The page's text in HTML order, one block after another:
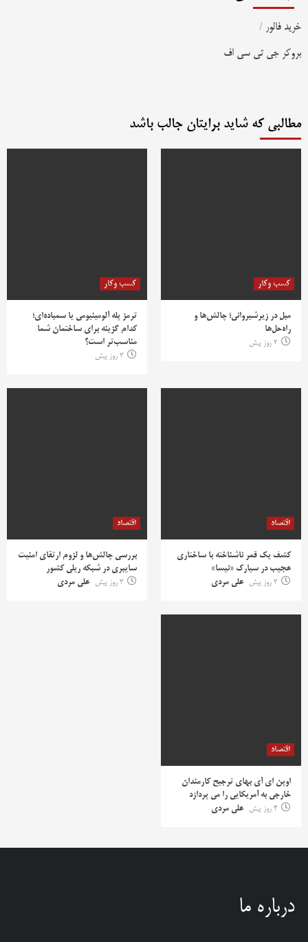
خرید فالور /
بروکر جی تی سی اف
مطالبی که شاید برایتان جالب باشد
کسب وکار
مبل در زیرشیروانی؛ چالش‌ها و
راه‌حل‌ها
2 روز پیش
کسب وکار
ترمز پله آلومینیومی یا سمباده‌ای؛
کدام گزینه برای ساختمان شما
مناسب‌تر است؟
3 روز پیش
اقتصاد
کشف یک قمر ناشناخته با ساختاری
عجیب در سیارک «نیسا»
3 روز پیش
علی مردی
اقتصاد
بررسی چالش‌ها و لزوم ارتقای امنیت
سایبری در شبکه ریلی کشور
3 روز پیش
علی مردی
اقتصاد
اوپن ای آی بهای ترجیح کارمندان
خارجی به آمریکایی را می پردازد
4 روز پیش
علی مردی
درباره ما